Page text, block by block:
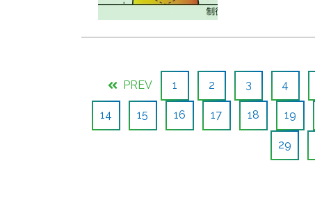
PREV 1 2 3 4
14 15 16 17 18 19
29